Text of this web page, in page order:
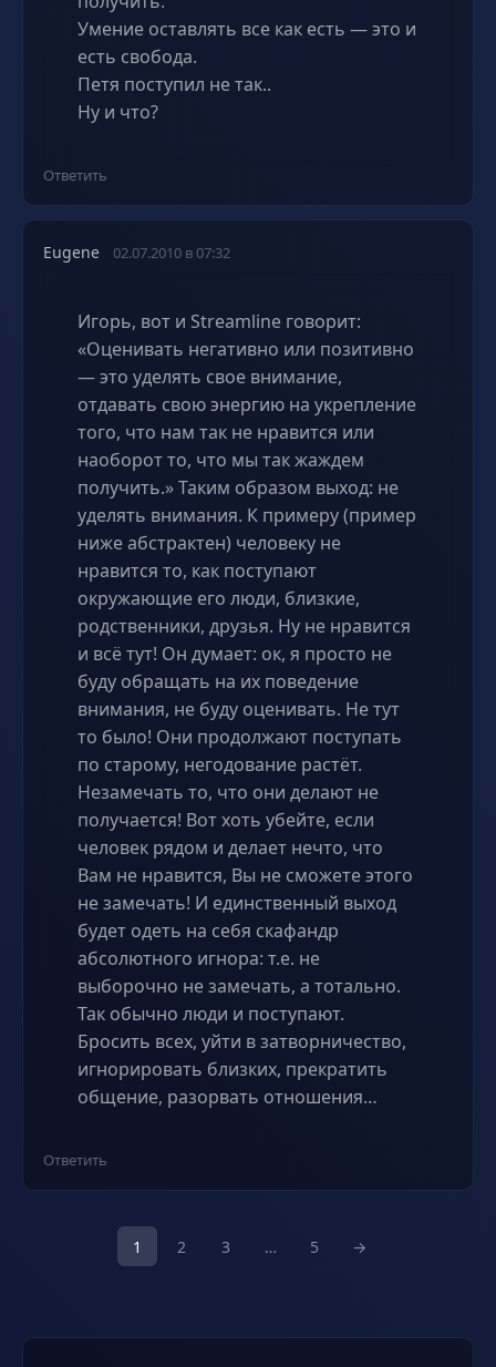
Умение оставлять все как есть — это и
есть свобода.
Петя поступил не так..
Ну и что?
Ответить
Eugene 02.07.2010 в 07:32
Игорь, вот и Streamline говорит:
«Оценивать негативно или позитивно
— это уделять свое внимание,
отдавать свою энергию на укрепление
того, что нам так не нравится или
наоборот то, что мы так жаждем
получить.» Таким образом выход: не
уделять внимания. К примеру (пример
ниже абстрактен) человеку не
нравится то, как поступают
окружающие его люди, близкие,
родственники, друзья. Ну не нравится
и всё тут! Он думает: ок, я просто не
буду обращать на их поведение
внимания, не буду оценивать. Не тут
то было! Они продолжают поступать
по старому, негодование растёт.
Незамечать то, что они делают не
получается! Вот хоть убейте, если
человек рядом и делает нечто, что
Вам не нравится, Вы не сможете этого
не замечать! И единственный выход
будет одеть на себя скафандр
абсолютного игнора: т.е. не
выборочно не замечать, а тотально.
Так обычно люди и поступают.
Бросить всех, уйти в затворничество,
игнорировать близких, прекратить
общение, разорвать отношения…
Ответить
1 2 3 … 5 →